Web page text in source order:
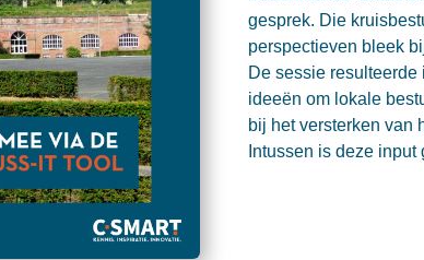
gesprek. Die
perspectieven bleek
De sessie resulteerde
ideeën om lokale
bij het versterken van
Intussen is deze input